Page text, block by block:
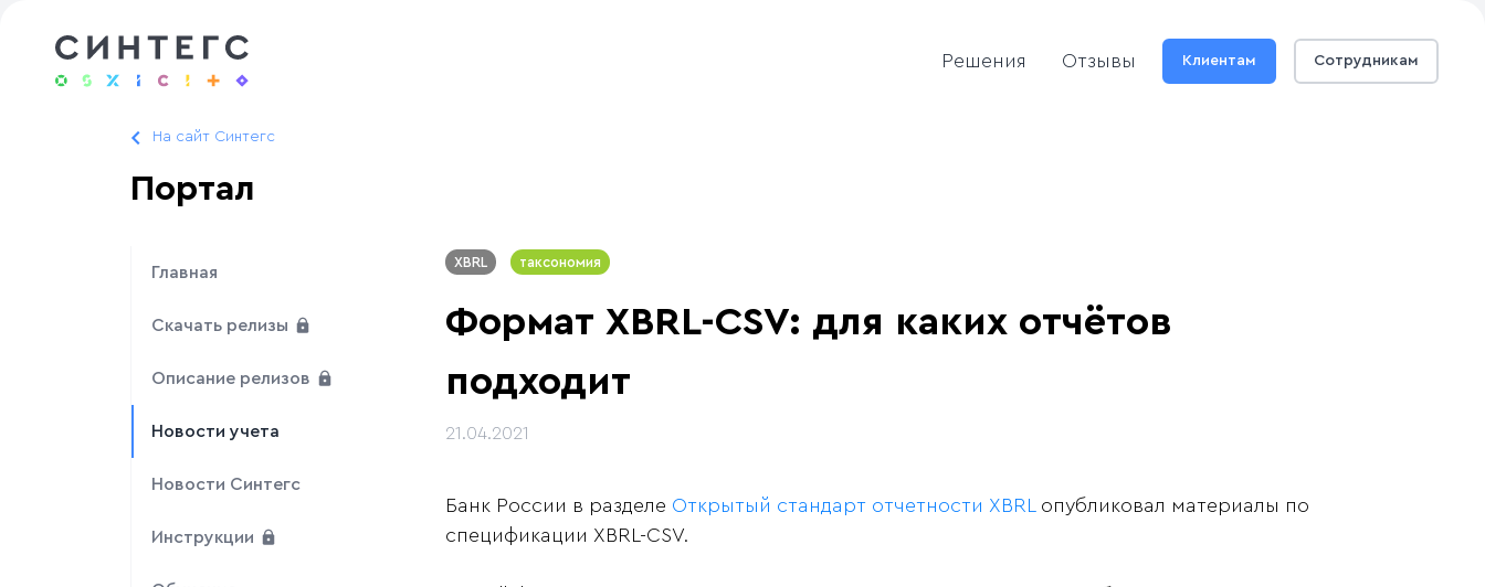
Решения Отзывы Клиентам Сотрудникам
На сайт Синтегс
Портал
Главная
Скачать релизы
Описание релизов
Новости учета
Новости Синтегс
Инструкции
XBRL таксономия
Формат XBRL-CSV: для каких отчётов
подходит
21.04.2021
Банк России в разделе Открытый стандарт отчетности XBRL
опубликовал материалы по
спецификации XBRL-CSV.